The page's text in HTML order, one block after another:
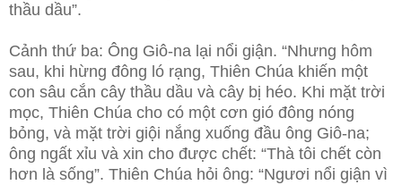
thầu dầu”.
Cảnh thứ ba: Ông Giô-na lại nổi giận. “Nhưng hôm
sau, khi hừng đông ló rạng, Thiên Chúa khiến một
con sâu cắn cây thầu dầu và cây bị héo. Khi mặt trời
mọc, Thiên Chúa cho có một cơn gió đông nóng
bỏng, và mặt trời giội nắng xuống đầu ông Giô-na;
ông ngất xỉu và xin cho được chết: “Thà tôi chết còn
hơn là sống”. Thiên Chúa hỏi ông: “Ngươi nổi giận vì